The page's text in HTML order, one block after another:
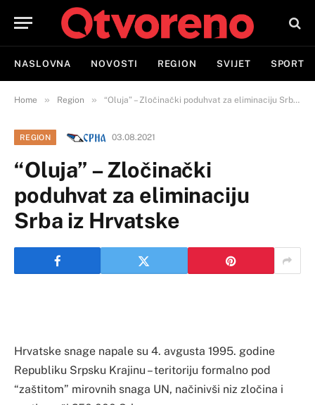
NASLOVNA NOVOSTI REGION SVIJET SPORT
Home » Region » “Oluja” – Zločinački poduhvat za eliminaciju Srba iz Hrvatske
REGION 03.08.2021
“Oluja” – Zločinački
poduhvat za eliminaciju
Srba iz Hrvatske
Hrvatske snage napale su 4. avgusta 1995. godine
Republiku Srpsku Krajinu – teritoriju formalno pod
“zaštitom” mirovnih snaga UN, načinivši niz zločina i